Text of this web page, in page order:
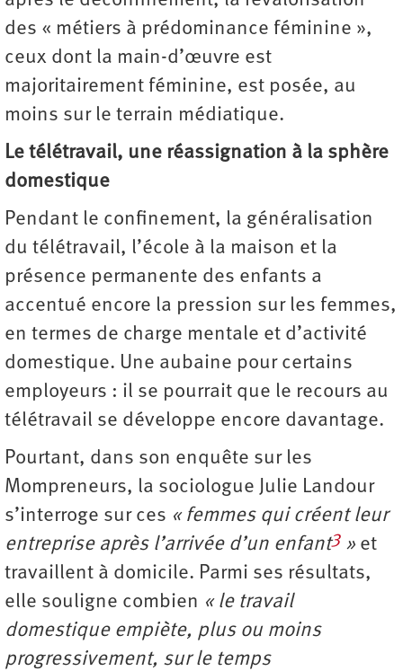
des « métiers à prédominance féminine »,
ceux dont la main-d’œuvre est
majoritairement féminine, est posée, au
moins sur le terrain médiatique.
Le télétravail, une réassignation à la sphère
domestique
Pendant le confinement, la généralisation
du télétravail, l’école à la maison et la
présence permanente des enfants a
accentué encore la pression sur les femmes,
en termes de charge mentale et d’activité
domestique. Une aubaine pour certains
employeurs : il se pourrait que le recours au
télétravail se développe encore davantage.
Pourtant, dans son enquête sur les
Mompreneurs, la sociologue Julie Landour
s’interroge sur ces « femmes qui créent leur
entreprise après l’arrivée d’un enfant3 » et
travaillent à domicile. Parmi ses résultats,
elle souligne combien « le travail
domestique empiète, plus ou moins
progressivement, sur le temps